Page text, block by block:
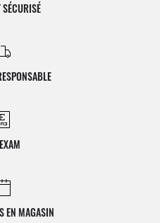
EN MAGASIN